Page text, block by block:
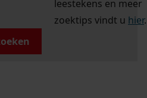
leestekens en meer
zoektips vindt u hier.